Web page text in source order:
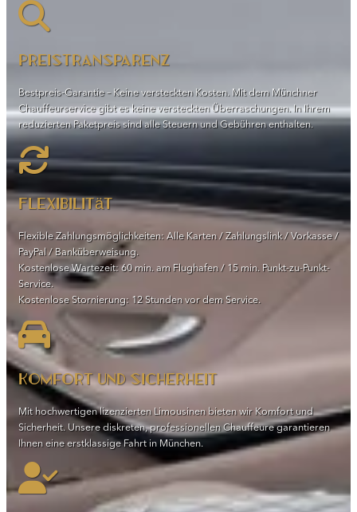
Preistransparenz
Bestpreis-Garantie – Keine versteckten Kosten. Mit dem Münchner
Chauffeurservice gibt es keine versteckten Überraschungen. In Ihrem
reduzierten Paketpreis sind alle Steuern und Gebühren enthalten.
Flexibilität
Flexible Zahlungsmöglichkeiten: Alle Karten / Zahlungslink / Vorkasse /
PayPal / Banküberweisung.
Kostenlose Wartezeit: 60 min. am Flughafen / 15 min. Punkt-zu-Punkt-
Service.
Kostenlose Stornierung: 12 Stunden vor dem Service.
Komfort und Sicherheit
Mit hochwertigen lizenzierten Limousinen bieten wir Komfort und
Sicherheit. Unsere diskreten, professionellen Chauffeure garantieren
Ihnen eine erstklassige Fahrt in München.